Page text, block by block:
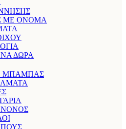
ΜΕ ΟΝΟΜΑ
ΔΩΡΑ
ΜΠΑΜΠΑΣ